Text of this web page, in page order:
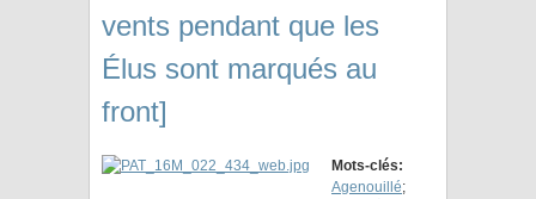
vents pendant que les
Élus sont marqués au
front]
Mots-clés:
Agenouillé;